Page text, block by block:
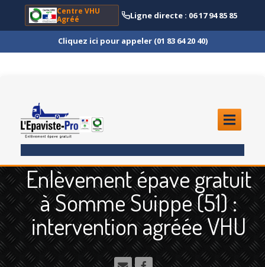
Centre VHU
Agréé
Ligne directe : 06 17 94 85 85
Cliquez ici pour appeler (01 83 64 20 40)
ENLÈVEMENTÉPAVE
Quoi ?
Scooteret Moto
Camion
et Poids Lourd
Enlèvement épave gratuit
à Somme Suippe (51) :
intervention agréée VHU